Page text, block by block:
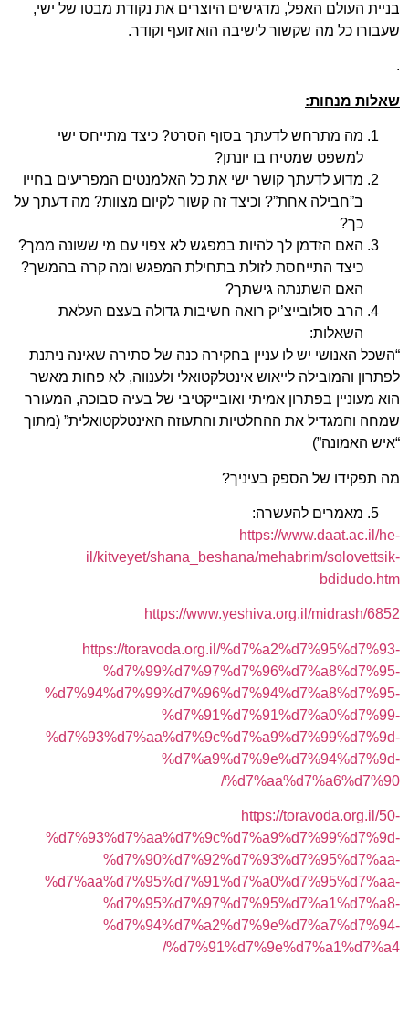
בניית העולם האפל, מדגישים היוצרים את נקודת מבטו של ישי,
שעבורו כל מה שקשור לישיבה הוא זועף וקודר.
.
שאלות מנחות:
מה מתרחש לדעתך בסוף הסרט? כיצד מתייחס ישי
למשפט שמטיח בו יונתן?
מדוע לדעתך קושר ישי את כל האלמנטים המפריעים בחייו
ב”חבילה אחת”? וכיצד זה קשור לקיום מצוות? מה דעתך על
כך?
האם הזדמן לך להיות במפגש לא צפוי עם מי ששונה ממך?
כיצד התייחסת לזולת בתחילת המפגש ומה קרה בהמשך?
האם השתנתה גישתך?
הרב סולובייצ’יק רואה חשיבות גדולה בעצם העלאת
השאלות:
“השכל האנושי יש לו עניין בחקירה כנה של סתירה שאינה ניתנת
לפתרון והמובילה לייאוש אינטלקטואלי ולענווה, לא פחות מאשר
הוא מעוניין בפתרון אמיתי ואובייקטיבי של בעיה סבוכה, המעורר
שמחה והמגדיל את ההחלטיות והתעוזה האינטלקטואלית” (מתוך
“איש האמונה”)
מה תפקידו של הספק בעיניך?
מאמרים להעשרה:
https://www.daat.ac.il/he-
il/kitveyet/shana_beshana/mehabrim/solovettsik-
bdidudo.htm
https://www.yeshiva.org.il/midrash/6852
https://toravoda.org.il/%d7%a2%d7%95%d7%93-
%d7%99%d7%97%d7%96%d7%a8%d7%95-
%d7%94%d7%99%d7%96%d7%94%d7%a8%d7%95-
%d7%91%d7%91%d7%a0%d7%99-
%d7%93%d7%aa%d7%9c%d7%a9%d7%99%d7%9d-
%d7%a9%d7%9e%d7%94%d7%9d-
%d7%aa%d7%a6%d7%90/
https://toravoda.org.il/50-
%d7%93%d7%aa%d7%9c%d7%a9%d7%99%d7%9d-
%d7%90%d7%92%d7%93%d7%95%d7%aa-
%d7%aa%d7%95%d7%91%d7%a0%d7%95%d7%aa-
%d7%95%d7%97%d7%95%d7%a1%d7%a8-
%d7%94%d7%a2%d7%9e%d7%a7%d7%94-
%d7%91%d7%9e%d7%a1%d7%a4/